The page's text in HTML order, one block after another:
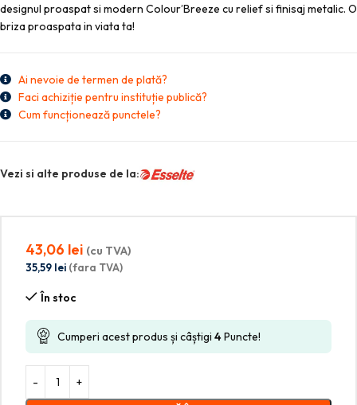
designul proaspat si modern Colour’Breeze cu relief si finisaj metalic. O
briza proaspata in viata ta!
Ai nevoie de termen de plată?
Faci achiziție pentru instituție publică?
Cum funcționează punctele?
Vezi si alte produse de la:
43,06 lei (cu TVA)
35,59 lei (fara TVA)
În stoc
Cumperi acest produs și câștigi 4Puncte!